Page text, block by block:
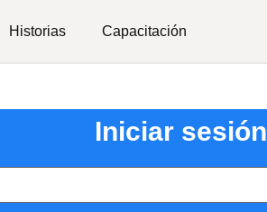
Historias Capacitación
Iniciar sesión